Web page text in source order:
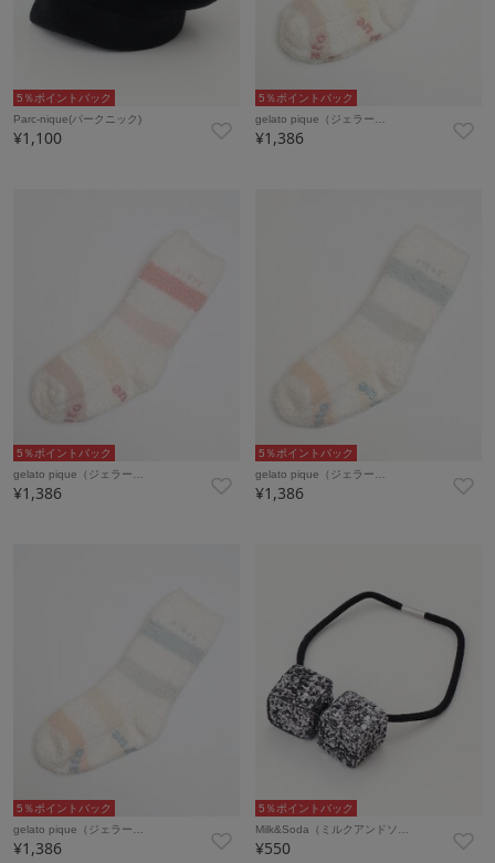
5％ポイントバック
Parc-nique(パークニック)
¥1,100
5％ポイントバック
gelato pique（ジェラー…
¥1,386
5％ポイントバック
gelato pique（ジェラー…
¥1,386
5％ポイントバック
gelato pique（ジェラー…
¥1,386
5％ポイントバック
gelato pique（ジェラー…
¥1,386
5％ポイントバック
Milk&Soda（ミルクアンドソ…
¥550